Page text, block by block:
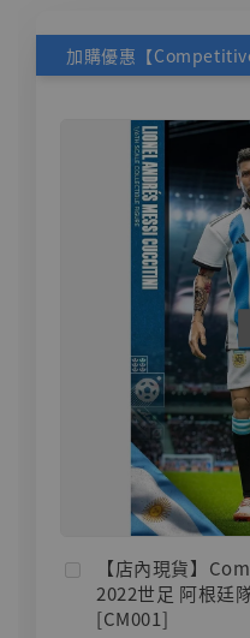
【店內現貨】
2022世足 阿根廷
[CM001]